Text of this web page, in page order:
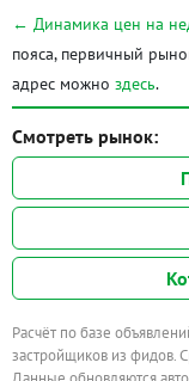
← Динамика цен на
пояса, первичный
адрес можно здесь.
Смотреть рынок:
Расчёт по базе
застройщиков из фидов.